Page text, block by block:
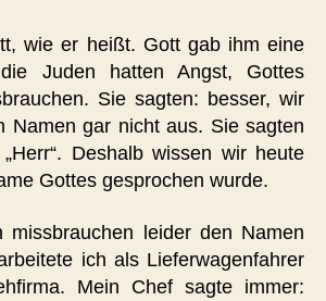
wie er heißt. Gott gab ihm eine
Juden hatten Angst, Gottes
Sie sagten: besser, wir
Namen gar nicht aus. Sie sagten
Deshalb wissen wir heute
Gottes gesprochen wurde.
missbrauchen leider den Namen
ich als Lieferwagenfahrer
Mein Chef sagte immer: